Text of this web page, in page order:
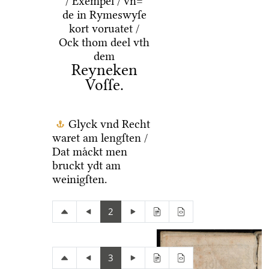
de in Rymeswyſe
kort voruatet /
Ock thom deel vth
dem
Reyneken
Voſſe.
Glyck vnd Recht
waret am lengſten /
Dat maͤckt men
bruckt ydt am
weinigſten.
2
3